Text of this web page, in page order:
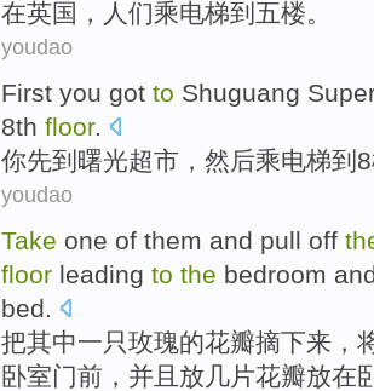
在英国 ， 人们乘电梯到 五楼。
youdao
First you got to Shuguang
8th floor.
你先到 曙光超市 ， 然后乘电梯到 8
youdao
Take one of them and pull off
floor leading to the bedroom
bed.
把其中一只玫瑰的花瓣摘下来 ，
卧室门前， 并且 放 几片花瓣放在